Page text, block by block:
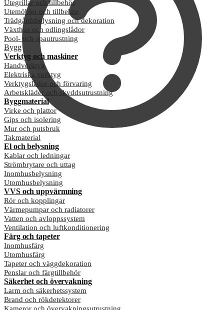
Utegrillar och tillbehör
Utemöbler och tillbehör
Trädgårdsbelysning och dekoration
Växthus och odlingslådor
Pool- och spautrustning
Bygg
Verktyg och maskiner
Handverktyg
Elektriska verktyg
Verktygslådor och förvaring
Arbetskläder och skyddsutrustning
Byggmaterial
Virke och plattor
Gips och isolering
Mur och putsbruk
Takmaterial
El och belysning
Kablar och ledningar
Strömbrytare och uttag
Inomhusbelysning
Utomhusbelysning
VVS och uppvärmning
Rör och kopplingar
Värmepumpar och radiatorer
Vatten och avloppssystem
Ventilation och luftkonditionering
Färg och tapeter
Inomhusfärg
Utomhusfärg
Tapeter och väggdekoration
Penslar och färgtillbehör
Säkerhet och övervakning
Larm och säkerhetssystem
Brand och rökdetektorer
Kameror och övervakningsutrustning